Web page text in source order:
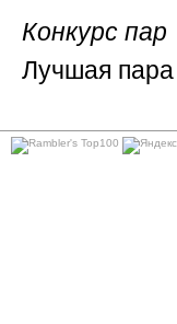
Конкурс пар
Лучшая